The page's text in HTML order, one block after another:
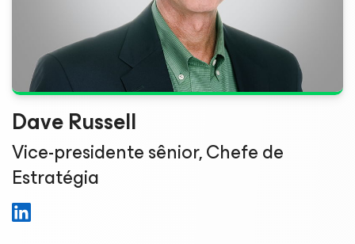
Dave Russell
Vice-presidente sênior, Chefe de
Estratégia